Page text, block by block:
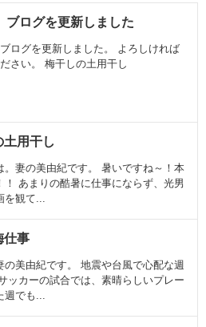
ログを更新しました
ログを更新しました。 よろしければ
さい。 梅干しの土用干し
土用干し
。妻の美由紀です。 暑いですね～！本
！ あまりの酷暑に仕事にならず、光男
を観て...
仕事
の美由紀です。 地震や台風で心配な週
ッカーの試合では、素晴らしいプレー
週でも...